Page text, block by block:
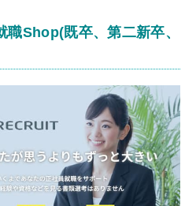
職Shop(既卒、第二新卒、